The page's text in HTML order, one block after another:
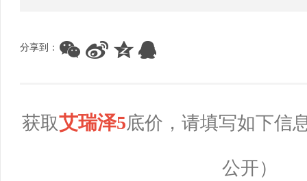
分享到：
获取艾瑞泽5底价，请填写如下信
公开）